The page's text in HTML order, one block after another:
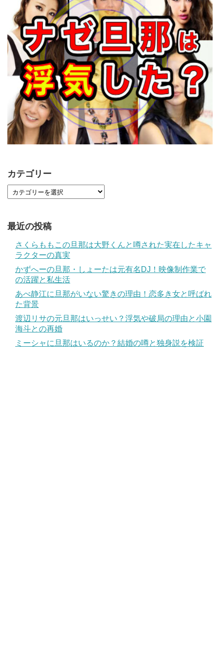
カテゴリー
最近の投稿
さくらももこの旦那は大野くんと噂された実在したキャ
ラクターの真実
かずへーの旦那・しょーたは元有名DJ！映像制作業で
の活躍と私生活
あべ静江に旦那がいない驚きの理由！恋多き女と呼ばれ
た背景
渡辺リサの元旦那はいっせい？浮気や破局の理由と小園
海斗との再婚
ミーシャに旦那はいるのか？結婚の噂と独身説を検証